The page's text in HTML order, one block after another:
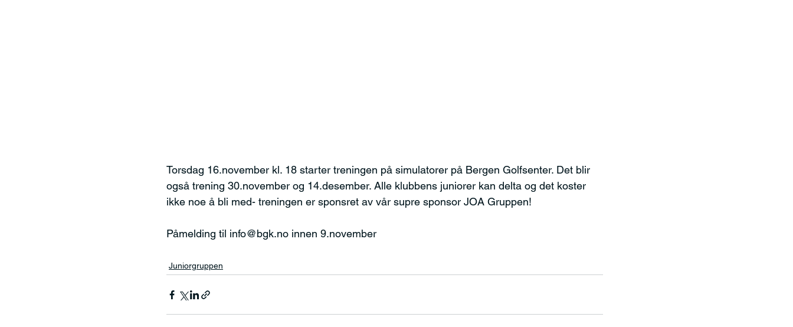
Torsdag 16.november kl. 18 starter treningen på simulatorer på Bergen Golfsenter. Det blir
også trening 30.november og 14.desember. Alle klubbens juniorer kan delta og det koster
ikke noe å bli med- treningen er sponsret av vår supre sponsor JOA Gruppen!
Påmelding til info@bgk.no innen 9.november
Juniorgruppen